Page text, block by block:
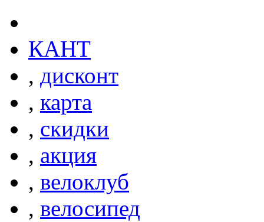
КАНТ
, дисконт
, карта
, скидки
, акция
, велоклуб
, велосипед